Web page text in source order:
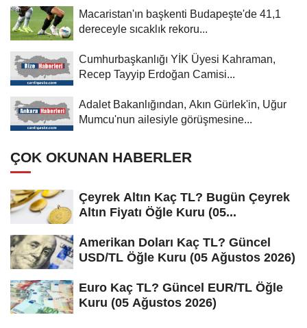
Macaristan'ın başkenti Budapeşte'de 41,1
dereceyle sıcaklık rekoru...
Cumhurbaşkanlığı YİK Üyesi Kahraman,
Recep Tayyip Erdoğan Camisi...
Adalet Bakanlığından, Akın Gürlek'in, Uğur
Mumcu'nun ailesiyle görüşmesine...
ÇOK OKUNAN HABERLER
Çeyrek Altın Kaç TL? Bugün Çeyrek
Altın Fiyatı Öğle Kuru (05...
Amerikan Doları Kaç TL? Güncel
USD/TL Öğle Kuru (05 Ağustos 2026)
Euro Kaç TL? Güncel EUR/TL Öğle
Kuru (05 Ağustos 2026)